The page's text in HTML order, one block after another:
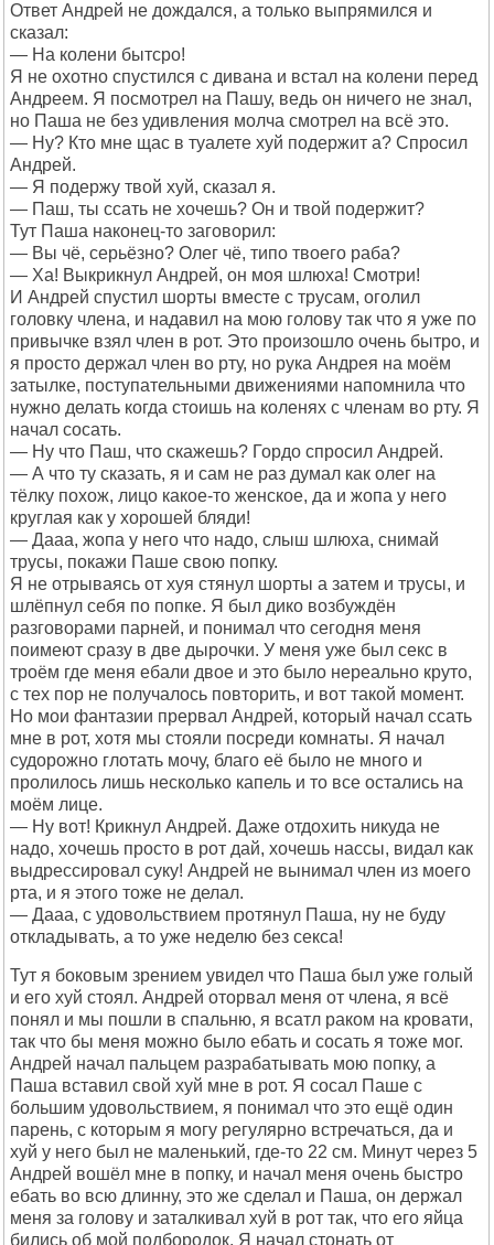
Ответ Андрей не дождался, а только выпрямился и
сказал:
— На колени бытсро!
Я не охотно спустился с дивана и встал на колени перед
Андреем. Я посмотрел на Пашу, ведь он ничего не знал,
но Паша не без удивления молча смотрел на всё это.
— Ну? Кто мне щас в туалете хуй подержит а? Спросил
Андрей.
— Я подержу твой хуй, сказал я.
— Паш, ты ссать не хочешь? Он и твой подержит?
Тут Паша наконец-то заговорил:
— Вы чё, серьёзно? Олег чё, типо твоего раба?
— Ха! Выкрикнул Андрей, он моя шлюха! Смотри!
И Андрей спустил шорты вместе с трусам, оголил
головку члена, и надавил на мою голову так что я уже по
привычке взял член в рот. Это произошло очень бытро, и
я просто держал член во рту, но рука Андрея на моём
затылке, поступательными движениями напомнила что
нужно делать когда стоишь на коленях с членам во рту. Я
начал сосать.
— Ну что Паш, что скажешь? Гордо спросил Андрей.
— А что ту сказать, я и сам не раз думал как олег на
тёлку похож, лицо какое-то женское, да и жопа у него
круглая как у хорошей бляди!
— Дааа, жопа у него что надо, слыш шлюха, снимай
трусы, покажи Паше свою попку.
Я не отрываясь от хуя стянул шорты а затем и трусы, и
шлёпнул себя по попке. Я был дико возбуждён
разговорами парней, и понимал что сегодня меня
поимеют сразу в две дырочки. У меня уже был секс в
троём где меня ебали двое и это было нереально круто,
с тех пор не получалось повторить, и вот такой момент.
Но мои фантазии прервал Андрей, который начал ссать
мне в рот, хотя мы стояли посреди комнаты. Я начал
судорожно глотать мочу, благо её было не много и
пролилось лишь несколько капель и то все остались на
моём лице.
— Ну вот! Крикнул Андрей. Даже отдохить никуда не
надо, хочешь просто в рот дай, хочешь нассы, видал как
выдрессировал суку! Андрей не вынимал член из моего
рта, и я этого тоже не делал.
— Дааа, с удовольствием протянул Паша, ну не буду
откладывать, а то уже неделю без секса!
Тут я боковым зрением увидел что Паша был уже голый
и его хуй стоял. Андрей оторвал меня от члена, я всё
понял и мы пошли в спальню, я всатл раком на кровати,
так что бы меня можно было ебать и сосать я тоже мог.
Андрей начал пальцем разрабатывать мою попку, а
Паша вставил свой хуй мне в рот. Я сосал Паше с
большим удовольствием, я понимал что это ещё один
парень, с которым я могу регулярно встречаться, да и
хуй у него был не маленький, где-то 22 см. Минут через 5
Андрей вошёл мне в попку, и начал меня очень быстро
ебать во всю длинну, это же сделал и Паша, он держал
меня за голову и заталкивал хуй в рот так, что его яйца
бились об мой подбородок. Я начал стонать от